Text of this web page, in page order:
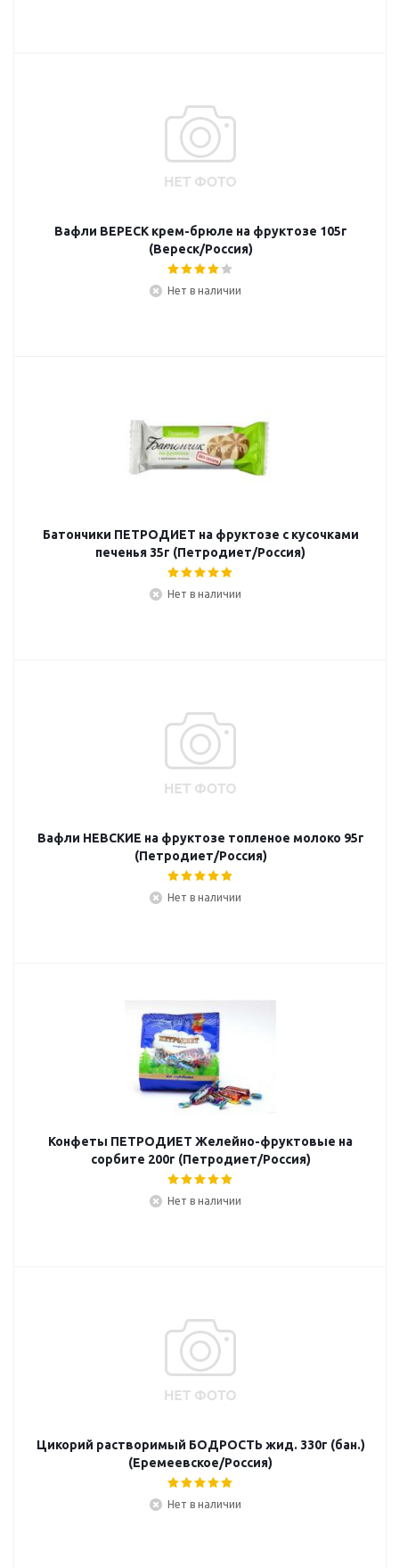
Вафли ВЕРЕСК крем-брюле на фруктозе 105г
(Вереск/Россия)
Нет в наличии
Батончики ПЕТРОДИЕТ на фруктозе с кусочками
печенья 35г (Петродиет/Россия)
Нет в наличии
Вафли НЕВСКИЕ на фруктозе топленое молоко 95г
(Петродиет/Россия)
Нет в наличии
Конфеты ПЕТРОДИЕТ Желейно-фруктовые на
сорбите 200г (Петродиет/Россия)
Нет в наличии
Цикорий растворимый БОДРОСТЬ жид. 330г (бан.)
(Еремеевское/Россия)
Нет в наличии